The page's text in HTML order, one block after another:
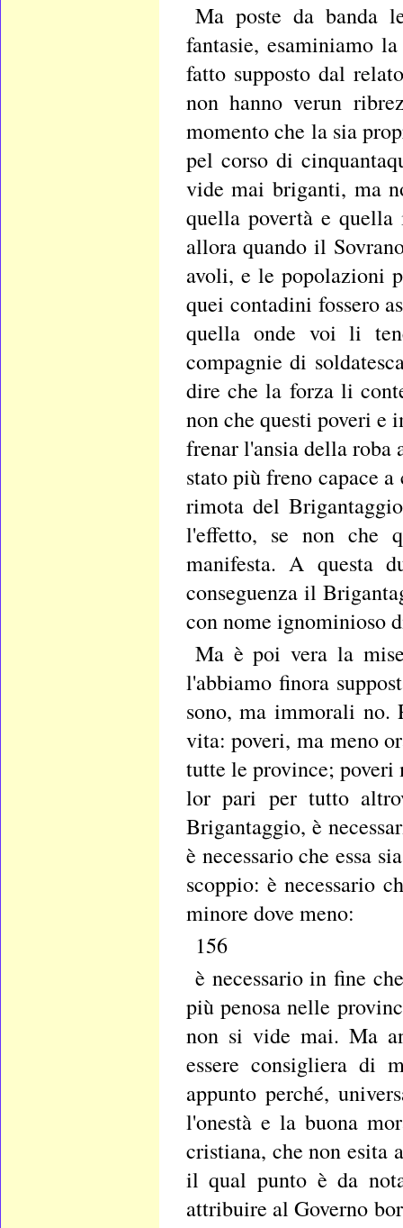
Ma poste da banda
fantasie, esaminiamo
fatto supposto dal
non hanno verun
momento che la sia
pel corso di
vide mai briganti, ma
quella povertà e
allora quando il
avoli, e le popolazioni
quei contadini fossero
quella onde voi li
compagnie di
dire che la forza li
non che questi poveri e
frenar l'ansia della roba
stato più freno capace
rimota del
l'effetto, se non che
manifesta. A questa
conseguenza il
con nome ignominioso
Ma è poi vera la
l'abbiamo finora
sono, ma immorali no.
vita: poveri, ma meno
tutte le province;
lor pari per tutto
Brigantaggio, è
è necessario che essa
scoppio: è necessario
minore dove meno:
156
è necessario in fine
più penosa nelle
non si vide mai. Ma
essere consigliera di
appunto perché,
l'onestà e la buona
cristiana, che non
il qual punto è da
attribuire al Governo